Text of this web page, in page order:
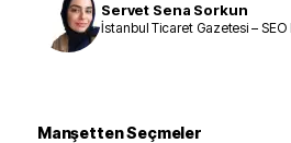
Servet Sena Sorkun
İstanbul Ticaret Gazetesi – SEO
Manşetten Seçmeler